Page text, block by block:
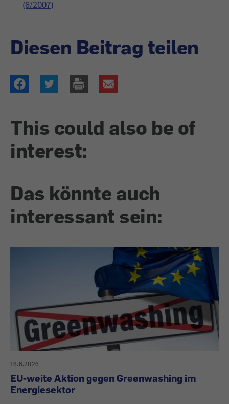
(6/2007)
Diesen Beitrag teilen
This could also be of
interest:
Das könnte auch
interessant sein:
16.6.2026
EU-weite Aktion gegen Greenwashing im
Energiesektor